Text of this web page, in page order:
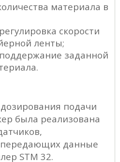
материала в
скорости
ленты;
заданной
подачи
была реализована
данные
STM 32.